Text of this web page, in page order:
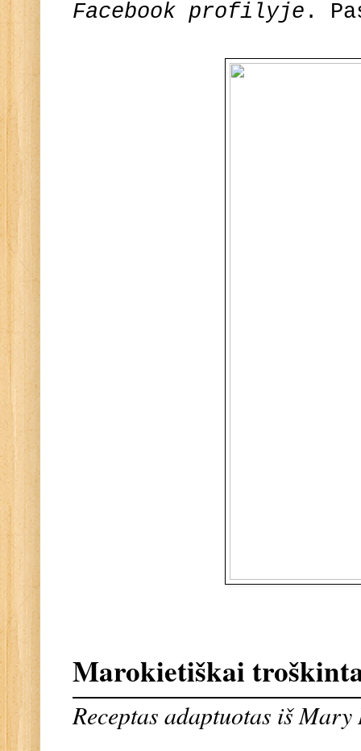
Facebook profilyje .
Marokietiškai
Receptas adaptuotas iš